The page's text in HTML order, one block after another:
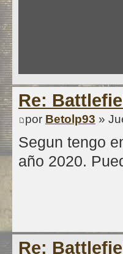
Re:
por Betolp93 »
Segun tengo
año 2020.
Re: